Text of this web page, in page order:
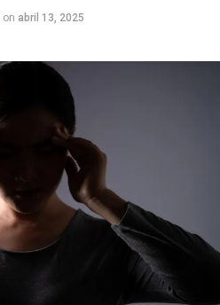
on abril 13, 2025